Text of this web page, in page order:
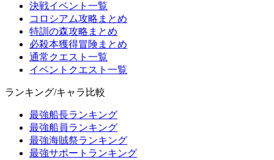
決戦イベント一覧
コロシアム攻略まとめ
特訓の森攻略まとめ
必殺本獲得冒険まとめ
通常クエスト一覧
イベントクエスト一覧
ランキング/キャラ比較
最強船長ランキング
最強船員ランキング
最強海賊祭ランキング
最強サポートランキング